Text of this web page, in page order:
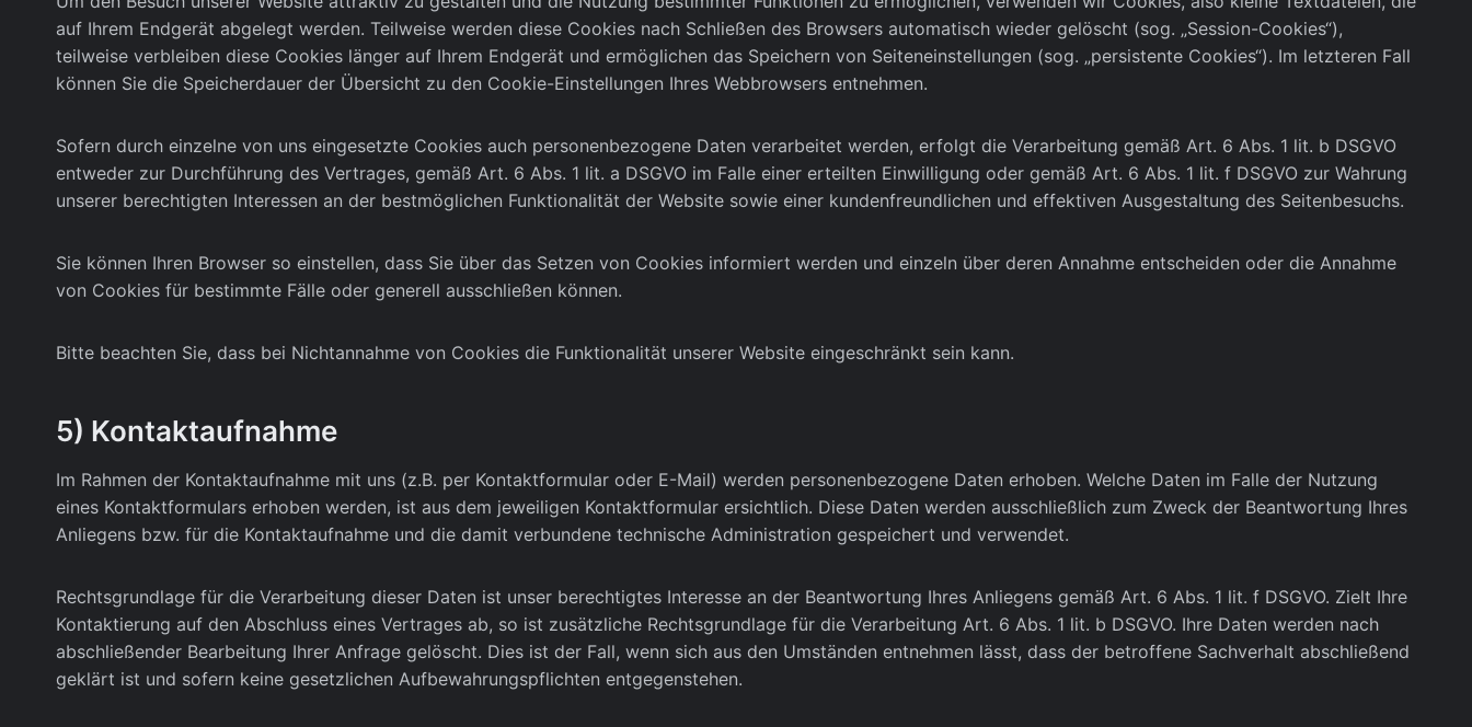
auf Ihrem Endgerät abgelegt werden. Teilweise werden diese Cookies nach Schließen des Browsers automatisch wieder gelöscht (sog. „Session-Cookies“),
teilweise verbleiben diese Cookies länger auf Ihrem Endgerät und ermöglichen das Speichern von Seiteneinstellungen (sog. „persistente Cookies“). Im letzteren Fall
können Sie die Speicherdauer der Übersicht zu den Cookie-Einstellungen Ihres Webbrowsers entnehmen.
Sofern durch einzelne von uns eingesetzte Cookies auch personenbezogene Daten verarbeitet werden, erfolgt die Verarbeitung gemäß Art. 6 Abs. 1 lit. b DSGVO
entweder zur Durchführung des Vertrages, gemäß Art. 6 Abs. 1 lit. a DSGVO im Falle einer erteilten Einwilligung oder gemäß Art. 6 Abs. 1 lit. f DSGVO zur Wahrung
unserer berechtigten Interessen an der bestmöglichen Funktionalität der Website sowie einer kundenfreundlichen und effektiven Ausgestaltung des Seitenbesuchs.
Sie können Ihren Browser so einstellen, dass Sie über das Setzen von Cookies informiert werden und einzeln über deren Annahme entscheiden oder die Annahme
von Cookies für bestimmte Fälle oder generell ausschließen können.
Bitte beachten Sie, dass bei Nichtannahme von Cookies die Funktionalität unserer Website eingeschränkt sein kann.
5) Kontaktaufnahme
Im Rahmen der Kontaktaufnahme mit uns (z.B. per Kontaktformular oder E-Mail) werden personenbezogene Daten erhoben. Welche Daten im Falle der Nutzung
eines Kontaktformulars erhoben werden, ist aus dem jeweiligen Kontaktformular ersichtlich. Diese Daten werden ausschließlich zum Zweck der Beantwortung Ihres
Anliegens bzw. für die Kontaktaufnahme und die damit verbundene technische Administration gespeichert und verwendet.
Rechtsgrundlage für die Verarbeitung dieser Daten ist unser berechtigtes Interesse an der Beantwortung Ihres Anliegens gemäß Art. 6 Abs. 1 lit. f DSGVO. Zielt Ihre
Kontaktierung auf den Abschluss eines Vertrages ab, so ist zusätzliche Rechtsgrundlage für die Verarbeitung Art. 6 Abs. 1 lit. b DSGVO. Ihre Daten werden nach
abschließender Bearbeitung Ihrer Anfrage gelöscht. Dies ist der Fall, wenn sich aus den Umständen entnehmen lässt, dass der betroffene Sachverhalt abschließend
geklärt ist und sofern keine gesetzlichen Aufbewahrungspflichten entgegenstehen.